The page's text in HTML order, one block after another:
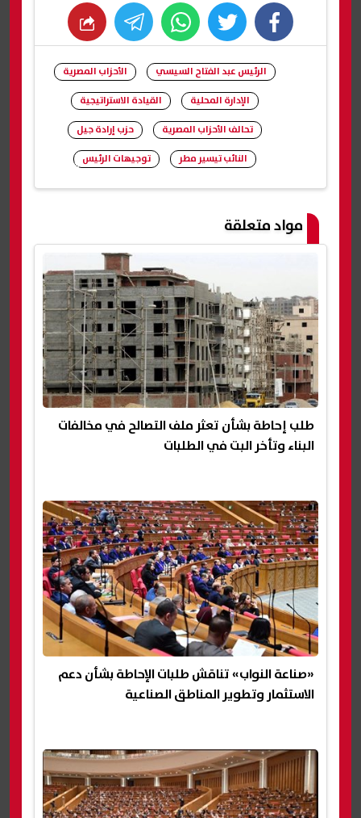
facebook
twitter
whats
شارك
الرئيس عبد الفتاح السيسي
الأحزاب المصرية
الإدارة المحلية
القيادة الاستراتيجية
تحالف الأحزاب المصرية
حزب إرادة جيل
النائب تيسير مطر
توجيهات الرئيس
مواد متعلقة
طلب إحاطة بشأن تعثر ملف التصالح في مخالفات
البناء وتأخر البت في الطلبات
«صناعة النواب» تناقش طلبات الإحاطة بشأن دعم
الاستثمار وتطوير المناطق الصناعية